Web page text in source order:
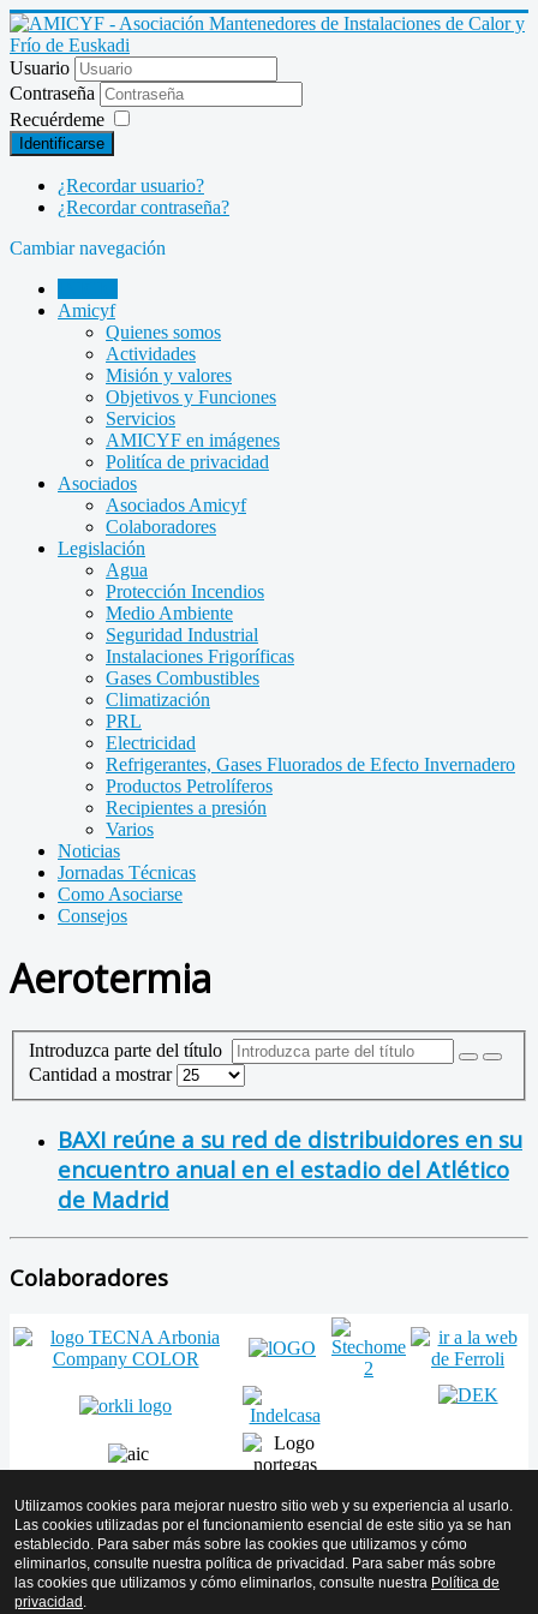
Usuario
Contraseña
Recuérdeme
Identificarse
¿Recordar usuario?
¿Recordar contraseña?
Cambiar navegación
Amicyf
Quienes somos
Actividades
Misión y valores
Objetivos y Funciones
Servicios
AMICYF en imágenes
Politíca de privacidad
Asociados
Asociados Amicyf
Colaboradores
Legislación
Agua
Protección Incendios
Medio Ambiente
Seguridad Industrial
Instalaciones Frigoríficas
Gases Combustibles
Climatización
PRL
Electricidad
Refrigerantes, Gases Fluorados de Efecto Invernadero
Productos Petrolíferos
Recipientes a presión
Varios
Noticias
Jornadas Técnicas
Como Asociarse
Consejos
Aerotermia
Introduzca parte del título
Cantidad a mostrar
BAXI reúne a su red de distribuidores en su
encuentro anual en el estadio del Atlético
de Madrid
Colaboradores
Volver arriba
© 2026 AMICYF - Asociación Mantenedores de Instalaciones de
Utilizamos cookies para mejorar nuestro sitio web y su experiencia al usarlo.
Las cookies utilizadas por el funcionamiento esencial de este sitio ya se han
establecido. Para saber más sobre las cookies que utilizamos y cómo
eliminarlos, consulte nuestra política de privacidad. Para saber más sobre
las cookies que utilizamos y cómo eliminarlos, consulte nuestra Política de
privacidad .